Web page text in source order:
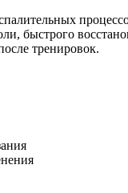
быстрого
тренировок.